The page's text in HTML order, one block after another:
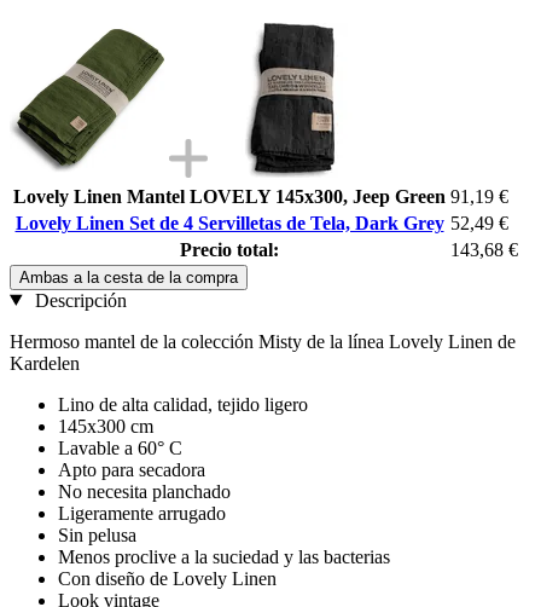
Lovely Linen Mantel LOVELY 145x300, Jeep Green 91,19 €
Lovely Linen Set de 4 Servilletas de Tela, Dark Grey 52,49 €
Precio total:
143,68 €
Ambas a la cesta de la compra
Descripción
Hermoso mantel de la colección Misty de la línea Lovely Linen de
Kardelen
Lino de alta calidad, tejido ligero
145x300 cm
Lavable a 60° C
Apto para secadora
No necesita planchado
Ligeramente arrugado
Sin pelusa
Menos proclive a la suciedad y las bacterias
Con diseño de Lovely Linen
Look vintage